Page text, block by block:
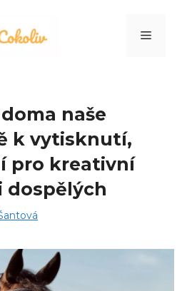
Menu
naše
k vytisknutí,
pro kreativní
dospělých